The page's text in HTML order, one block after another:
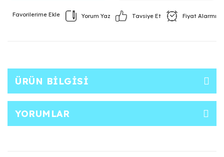
Yorum Yaz Tavsiye Et Fiyat Alarmı
ÜRÜN BILGISI
YORUMLAR